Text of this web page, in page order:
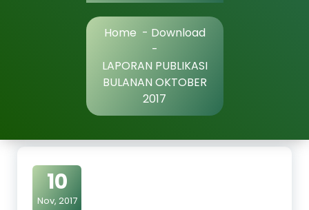
Home - Download
-
LAPORAN PUBLIKASI
BULANAN OKTOBER
2017
10
Nov, 2017